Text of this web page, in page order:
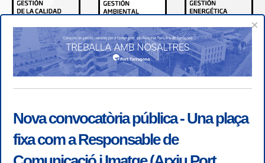
×
Nova convocatòria pública - Una plaça
fixa com a Responsable de